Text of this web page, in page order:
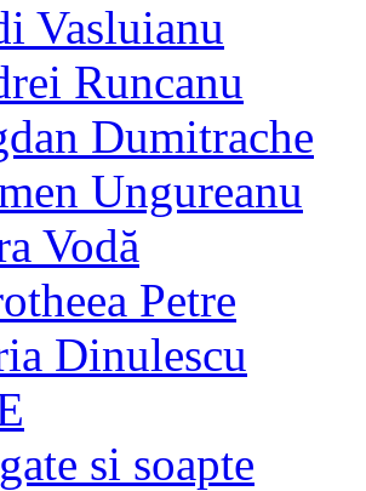
Vasluianu
Runcanu
Dumitrache
Ungureanu
Vodă
Petre
Dinulescu
si soapte